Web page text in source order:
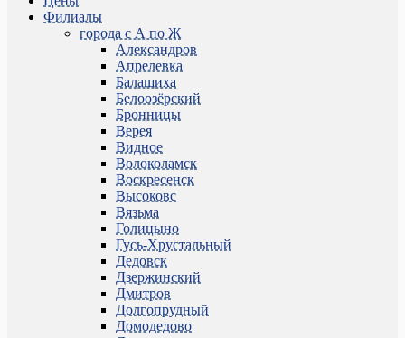
Филиалы
города с А по Ж
Александров
Апрелевка
Балашиха
Белоозёрский
Бронницы
Верея
Видное
Волоколамск
Воскресенск
Высоковс
Вязьма
Голицыно
Гусь-Хрустальный
Дедовск
Дзержинский
Дмитров
Долгопрудный
Домодедово